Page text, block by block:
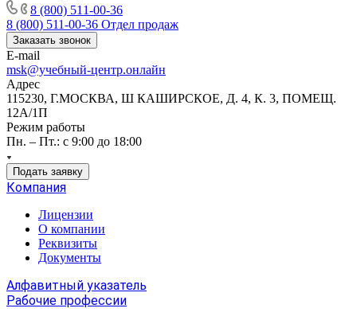
8 (800) 511-00-36
8 (800) 511-00-36 Отдел продаж
Заказать звонок
E-mail
msk@учебный-центр.онлайн
Адрес
115230, Г.МОСКВА, Ш КАШИРСКОЕ, Д. 4, К. 3, ПОМЕЩ.
12А/1П
Режим работы
Пн. – Пт.: с 9:00 до 18:00
Подать заявку
Компания
Лицензии
О компании
Реквизиты
Документы
Алфавитный указатель
Рабочие профессии